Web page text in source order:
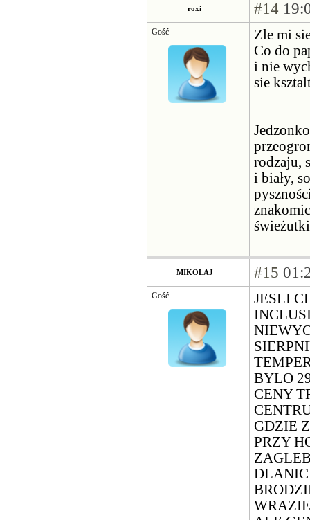
roxi #14
Gość
Zle mi
Co do
i nie
sie
rodzaju,
i biały,
MIKOLAJ #15
Gość
JESLI
BYLO
CENY
GDZIE
PRZY